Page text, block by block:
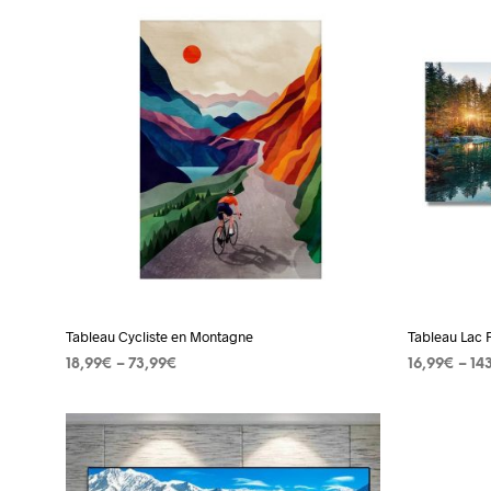
plusieurs
variations.
Les
options
peuvent
être
choisies
sur
page
Tableau Cycliste en Montagne
18,99€ – 73,99€
produit
a
Tableau Lac
16,99€ –